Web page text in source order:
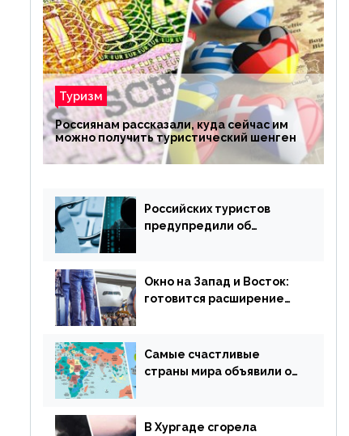
Туризм
Россиянам рассказали, куда сейчас им
можно получить туристический шенген
Российских туристов
предупредили об
мошенничества
Окно на Запад и Восток:
готовится расширение
страну
Самые счастливые
страны мира объявили об
В Хургаде сгорела